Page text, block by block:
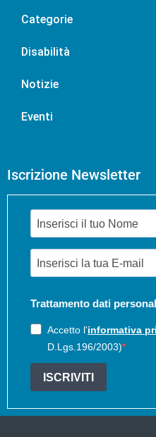
Categorie
Disabilità
Notizie
Eventi
Iscrizione Newsletter
Trattamento dati
Accetto l'informativa
D.Lgs.196/2003)
ISCRIVITI